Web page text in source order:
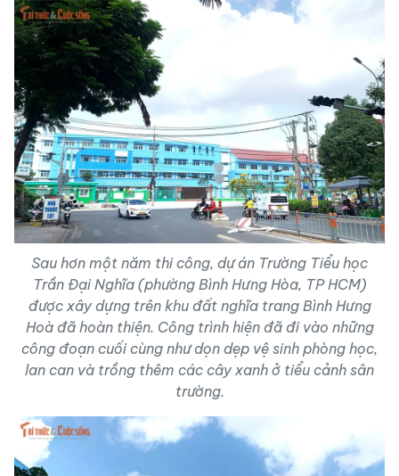
Sau hơn một năm thi công, dự án Trường Tiểu học
Trần Đại Nghĩa (phường Bình Hưng Hòa, TP HCM)
được xây dựng trên khu đất nghĩa trang Bình Hưng
Hoà đã hoàn thiện. Công trình hiện đã đi vào những
công đoạn cuối cùng như dọn dẹp vệ sinh phòng học,
lan can và trồng thêm các cây xanh ở tiểu cảnh sân
trường.